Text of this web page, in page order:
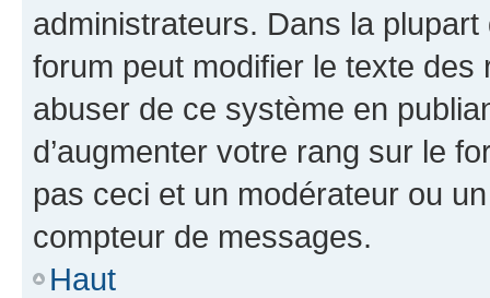
administrateurs. Dans la
forum peut modifier le texte
abuser de ce système en
d’augmenter votre rang sur le
pas ceci et un modérateur ou
compteur de messages.
Haut